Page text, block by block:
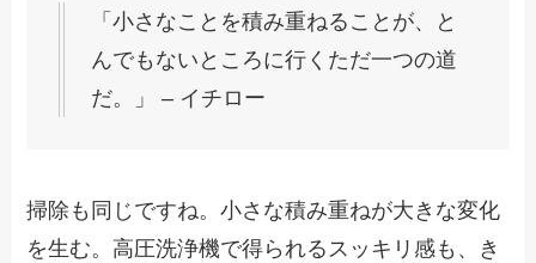
「小さなことを積み重ねることが、と
んでもないところに行くただ一つの道
だ。」 – イチロー
掃除も同じですね。小さな積み重ねが大きな変化
を生む。高圧洗浄機で得られるスッキリ感も、き